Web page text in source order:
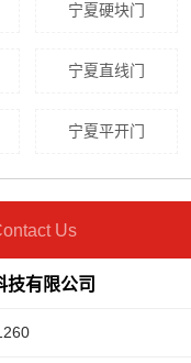
宁夏硬块门
宁夏直线门
宁夏平开门
Us
技有限公司